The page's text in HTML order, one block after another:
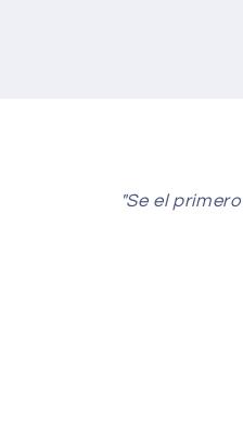
"Se el